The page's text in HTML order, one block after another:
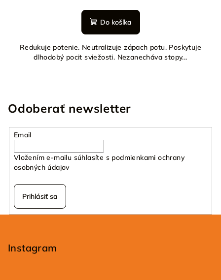
Do košíka
Redukuje potenie. Neutralizuje zápach potu. Poskytuje
dlhodobý pocit sviežosti. Nezanecháva stopy...
Odoberať newsletter
Email
Vložením e-mailu súhlasíte s podmienkami ochrany
osobných údajov
Prihlásiť sa
Instagram